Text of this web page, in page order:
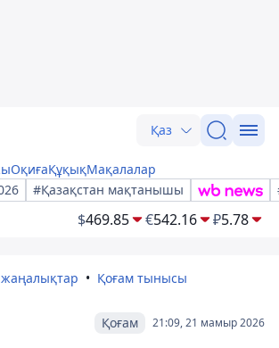
Қаз
ОқиғаҚұқықМақалалар
#Қазақстан мақтанышы
$469.85 €542.16 ₽5.78
Қоғам тынысы
21:09, 21 мамыр 2026
Қоғам